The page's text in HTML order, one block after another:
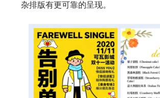
杂排版有更可靠的呈现。